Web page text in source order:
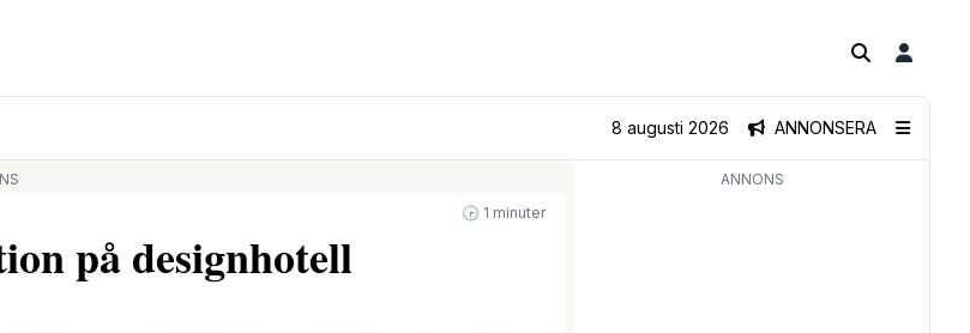
ANNONSERA
8 augusti 2026
🕝 1 minuter
på designhotell
ANNONS